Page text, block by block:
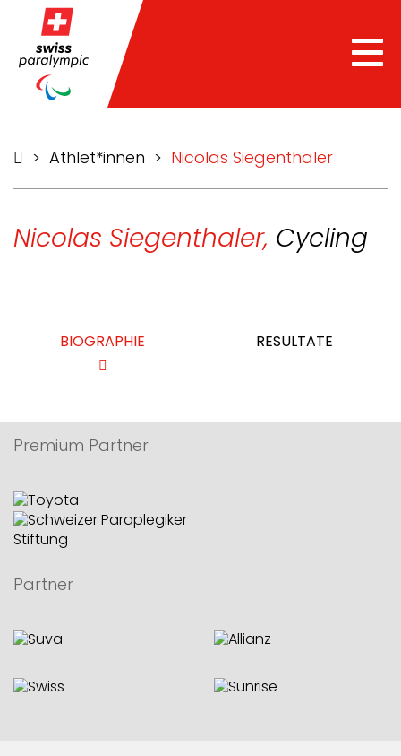
> Athlet*innen > Nicolas Siegenthaler
Nicolas Siegenthaler, Cycling
BIOGRAPHIE RESULTATE
Premium Partner
Partner